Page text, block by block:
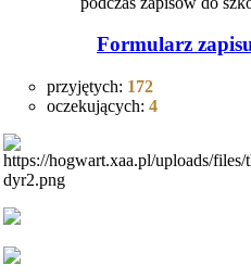
Formularz
przyjętych: 172
oczekujących: 4